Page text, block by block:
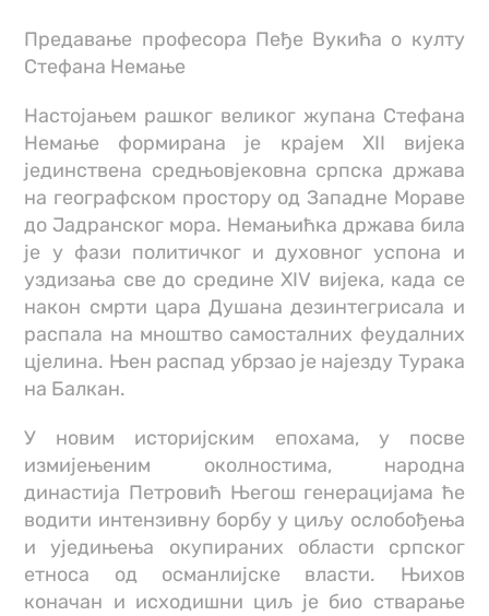
Предавање професора Пеђе Вукића о култу
Стефана Немање
Настојањем рашког великог жупана Стефана
Немање формирана је крајем XII вијека
јединствена средњовјековна српска држава
на географском простору од Западне Мораве
до Јадранског мора. Немањићка држава била
је у фази политичког и духовног успона и
уздизања све до средине XIV вијека, када се
након смрти цара Душана дезинтегрисала и
распала на мноштво самосталних феудалних
цјелина. Њен распад убрзао је најезду Турака
на Балкан.
У новим историјским епохама, у посве
измијењеним околностима, народна
династија Петровић Његош генерацијама ће
водити интензивну борбу у циљу ослобођења
и уједињења окупираних области српског
етноса од османлијске власти. Њихов
коначан и исходишни циљ је био стварање